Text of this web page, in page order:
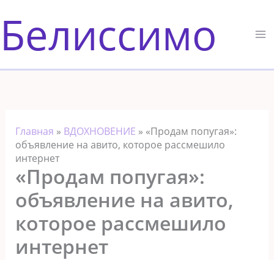
к
содержимому
Белиссимо
Главная » ВДОХНОВЕНИЕ » «Продам попугая»:
объявление на авито, которое рассмешило
интернет
«Продам попугая»:
объявление на авито,
которое рассмешило
интернет